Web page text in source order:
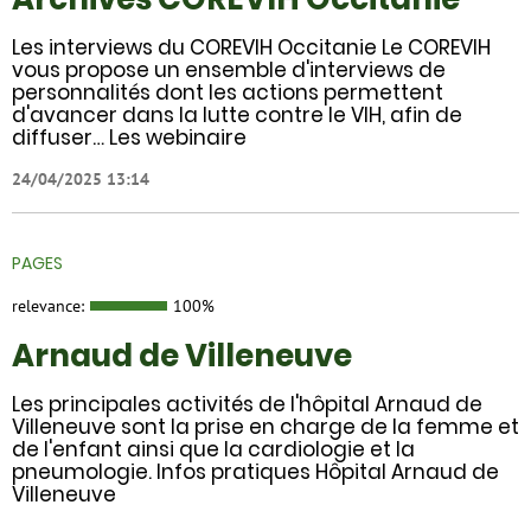
Les interviews du COREVIH Occitanie Le COREVIH
vous propose un ensemble d'interviews de
personnalités dont les actions permettent
d'avancer dans la lutte contre le VIH, afin de
diffuser… Les webinaire
24/04/2025 13:14
PAGES
relevance: 100%
Arnaud de Villeneuve
Les principales activités de l'hôpital Arnaud de
Villeneuve sont la prise en charge de la femme et
de l'enfant ainsi que la cardiologie et la
pneumologie. Infos pratiques Hôpital Arnaud de
Villeneuve